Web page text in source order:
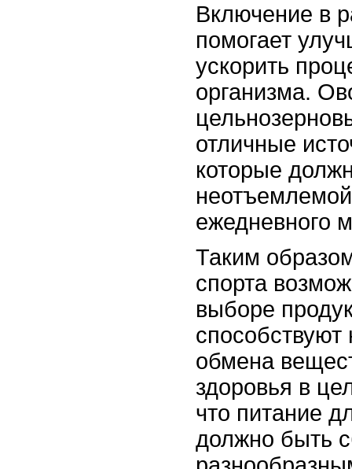
Включение в
помогает
ускорить
организма.
отличные
которые
ежедневного
Таким
спорта
выборе
обмена
здоровья в
что питание
должно быть